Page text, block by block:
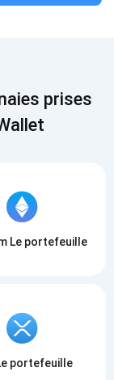
prises
Le portefeuille
portefeuille